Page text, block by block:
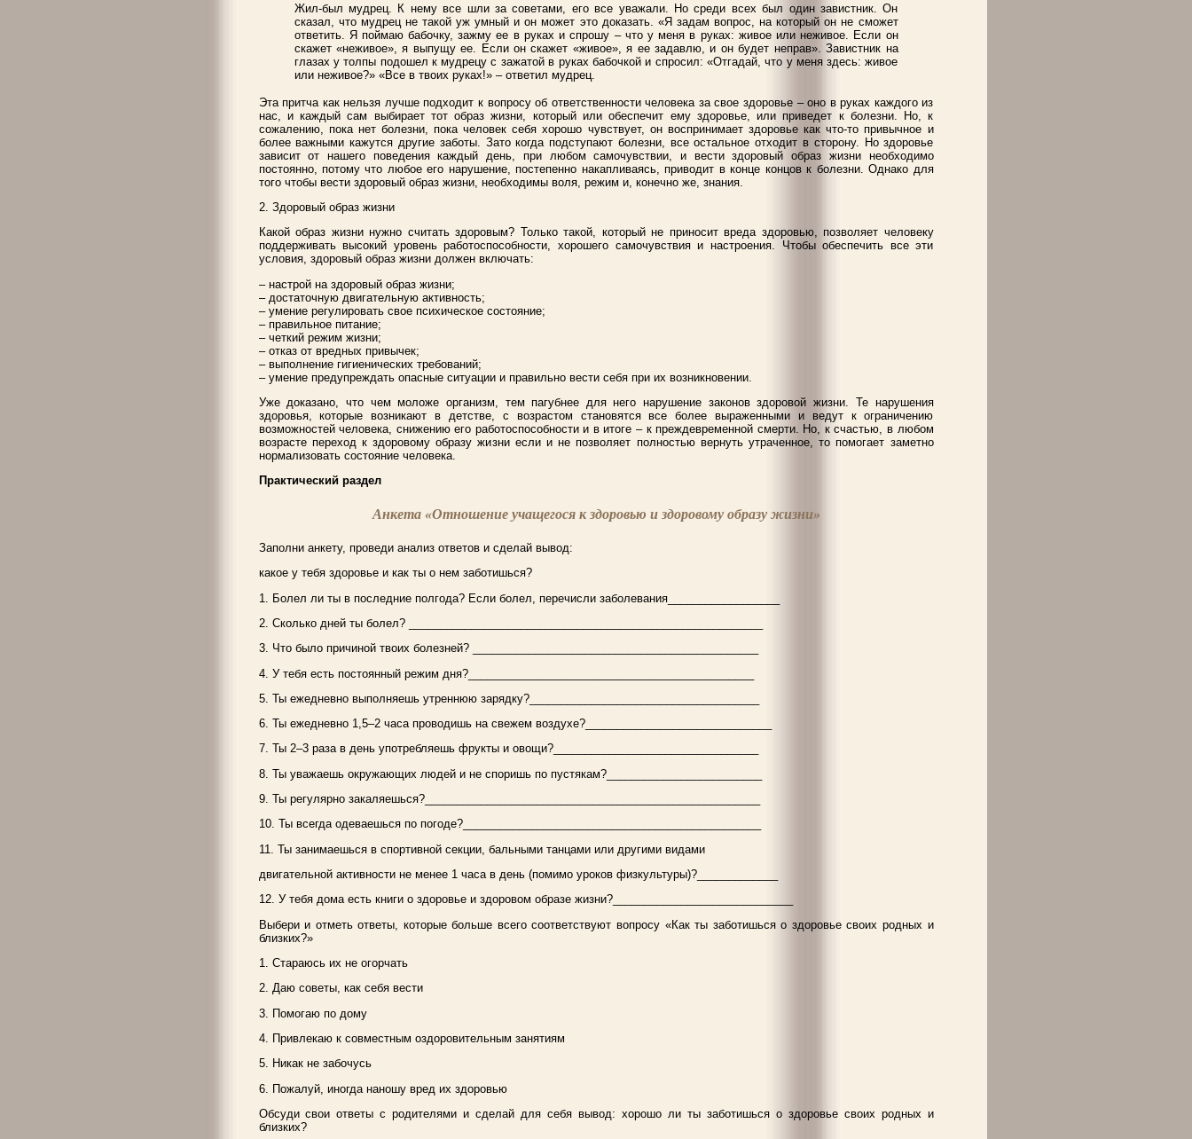
Жил-был мудрец. К нему все шли за советами, его все уважали. Но среди всех был один завистник. Он
сказал, что мудрец не такой уж умный и он может это доказать. «Я задам вопрос, на который он не сможет
ответить. Я поймаю бабочку, зажму ее в руках и спрошу – что у меня в руках: живое или неживое. Если он
скажет «неживое», я выпущу ее. Если он скажет «живое», я ее задавлю, и он будет неправ». Завистник на
глазах у толпы подошел к мудрецу с зажатой в руках бабочкой и спросил: «Отгадай, что у меня здесь: живое
или неживое?» «Все в твоих руках!» – ответил мудрец.
Эта притча как нельзя лучше подходит к вопросу об ответственности человека за свое здоровье – оно в руках каждого из
нас, и каждый сам выбирает тот образ жизни, который или обеспечит ему здоровье, или приведет к болезни. Но, к
сожалению, пока нет болезни, пока человек себя хорошо чувствует, он воспринимает здоровье как что-то привычное и
более важными кажутся другие заботы. Зато когда подступают болезни, все остальное отходит в сторону. Но здоровье
зависит от нашего поведения каждый день, при любом самочувствии, и вести здоровый образ жизни необходимо
постоянно, потому что любое его нарушение, постепенно накапливаясь, приводит в конце концов к болезни. Однако для
того чтобы вести здоровый образ жизни, необходимы воля, режим и, конечно же, знания.
2. Здоровый образ жизни
Какой образ жизни нужно считать здоровым? Только такой, который не приносит вреда здоровью, позволяет человеку
поддерживать высокий уровень работоспособности, хорошего самочувствия и настроения. Чтобы обеспечить все эти
условия, здоровый образ жизни должен включать:
– настрой на здоровый образ жизни;
– достаточную двигательную активность;
– умение регулировать свое психическое состояние;
– правильное питание;
– четкий режим жизни;
– отказ от вредных привычек;
– выполнение гигиенических требований;
– умение предупреждать опасные ситуации и правильно вести себя при их возникновении.
Уже доказано, что чем моложе организм, тем пагубнее для него нарушение законов здоровой жизни. Те нарушения
здоровья, которые возникают в детстве, с возрастом становятся все более выраженными и ведут к ограничению
возможностей человека, снижению его работоспособности и в итоге – к преждевременной смерти. Но, к счастью, в любом
возрасте переход к здоровому образу жизни если и не позволяет полностью вернуть утраченное, то помогает заметно
нормализовать состояние человека.
Практический раздел
Анкета «Отношение учащегося к здоровью и здоровому образу жизни»
Заполни анкету, проведи анализ ответов и сделай вывод:
какое у тебя здоровье и как ты о нем заботишься?
1. Болел ли ты в последние полгода? Если болел, перечисли заболевания__________________
2. Сколько дней ты болел? _________________________________________________________
3. Что было причиной твоих болезней? ______________________________________________
4. У тебя есть постоянный режим дня?______________________________________________
5. Ты ежедневно выполняешь утреннюю зарядку?_____________________________________
6. Ты ежедневно 1,5–2 часа проводишь на свежем воздухе?______________________________
7. Ты 2–3 раза в день употребляешь фрукты и овощи?_________________________________
8. Ты уважаешь окружающих людей и не споришь по пустякам?_________________________
9. Ты регулярно закаляешься?______________________________________________________
10. Ты всегда одеваешься по погоде?________________________________________________
11. Ты занимаешься в спортивной секции, бальными танцами или другими видами
двигательной активности не менее 1 часа в день (помимо уроков физкультуры)?_____________
12. У тебя дома есть книги о здоровье и здоровом образе жизни?_____________________________
Выбери и отметь ответы, которые больше всего соответствуют вопросу «Как ты заботишься о здоровье своих родных и
близких?»
1. Стараюсь их не огорчать
2. Даю советы, как себя вести
3. Помогаю по дому
4. Привлекаю к совместным оздоровительным занятиям
5. Никак не забочусь
6. Пожалуй, иногда наношу вред их здоровью
Обсуди свои ответы с родителями и сделай для себя вывод: хорошо ли ты заботишься о здоровье своих родных и
близких?